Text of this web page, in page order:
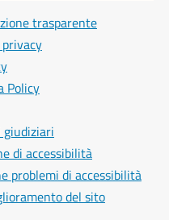
trasparente
Policy
di accessibilità
problemi di accessibilità
del sito